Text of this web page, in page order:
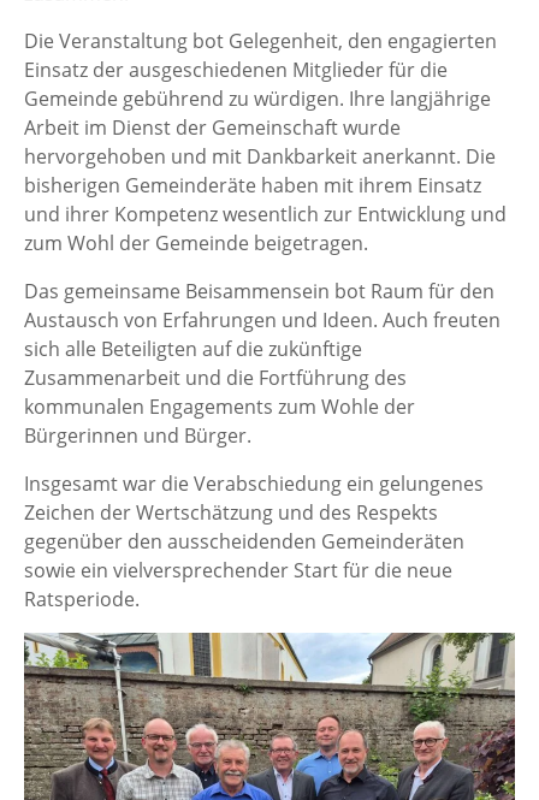
Die Veranstaltung bot Gelegenheit, den engagierten
Einsatz der ausgeschiedenen Mitglieder für die
Gemeinde gebührend zu würdigen. Ihre langjährige
Arbeit im Dienst der Gemeinschaft wurde
hervorgehoben und mit Dankbarkeit anerkannt. Die
bisherigen Gemeinderäte haben mit ihrem Einsatz
und ihrer Kompetenz wesentlich zur Entwicklung und
zum Wohl der Gemeinde beigetragen.
Das gemeinsame Beisammensein bot Raum für den
Austausch von Erfahrungen und Ideen. Auch freuten
sich alle Beteiligten auf die zukünftige
Zusammenarbeit und die Fortführung des
kommunalen Engagements zum Wohle der
Bürgerinnen und Bürger.
Insgesamt war die Verabschiedung ein gelungenes
Zeichen der Wertschätzung und des Respekts
gegenüber den ausscheidenden Gemeinderäten
sowie ein vielversprechender Start für die neue
Ratsperiode.